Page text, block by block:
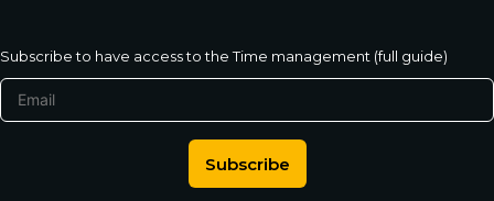
Subscribe to have access to the Time management (full guide)
Subscribe